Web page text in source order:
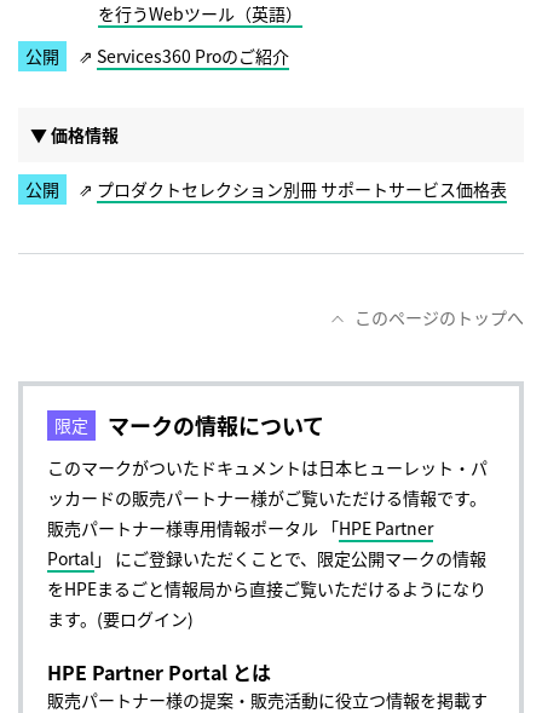
を行うWebツール（英語）
Services360 Proのご紹介
▼ 価格情報
プロダクトセレクション別冊 サポートサービス価格表
このページのトップへ
マークの情報について
このマークがついたドキュメントは日本ヒューレット・パ
ッカードの販売パートナー様がご覧いただける情報です。
販売パートナー様専用情報ポータル 「HPE Partner
Portal」 にご登録いただくことで、限定公開マークの情報
をHPEまるごと情報局から直接ご覧いただけるようになり
ます。(要ログイン)
HPE Partner Portal とは
販売パートナー様の提案・販売活動に役立つ情報を掲載す